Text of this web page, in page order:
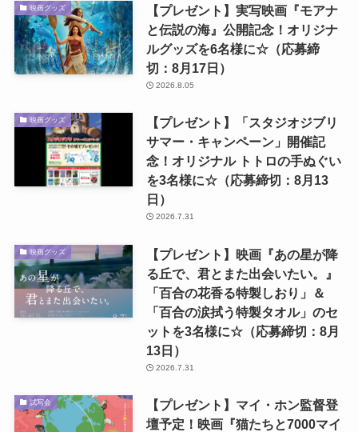
映画グッズ
【プレゼント】実写映画『モアナ
と伝説の海』公開記念！オリジナ
ルグッズを6名様に☆（応募締
切：8月17日）
2026.8.05
映画グッズ
【プレゼント】「スタジオジブリ
サマー・キャンペーン」開催記
念！オリジナル トトロの手ぬぐい
を3名様に☆（応募締切：8月13
日）
2026.7.31
映画グッズ
【プレゼント】映画『あの星が降
る丘で、君とまた出会いたい。』
「百合の花香る特製しおり」＆
「百合の涙拭う特製タオル」のセ
ットを3名様に☆（応募締切：8月
13日）
2026.7.31
試写会
【プレゼント】マイ・ホン監督登
壇予定！映画『猫たちと7000マイ